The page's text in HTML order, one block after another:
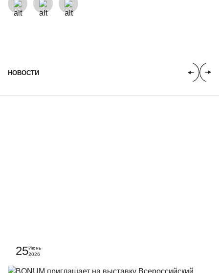
НОВОСТИ
25Июнь
2026
Спасибо, ваша заявка отправлена. В ближайшее